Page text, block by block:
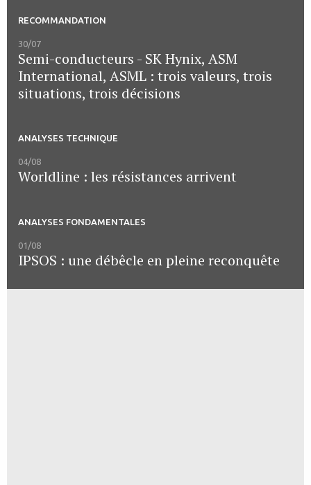
RECOMMANDATION
30/07
Semi-conducteurs - SK Hynix, ASM
International, ASML : trois valeurs, trois
situations, trois décisions
ANALYSES TECHNIQUE
04/08
Worldline : les résistances arrivent
ANALYSES FONDAMENTALES
01/08
IPSOS : une débêcle en pleine reconquête